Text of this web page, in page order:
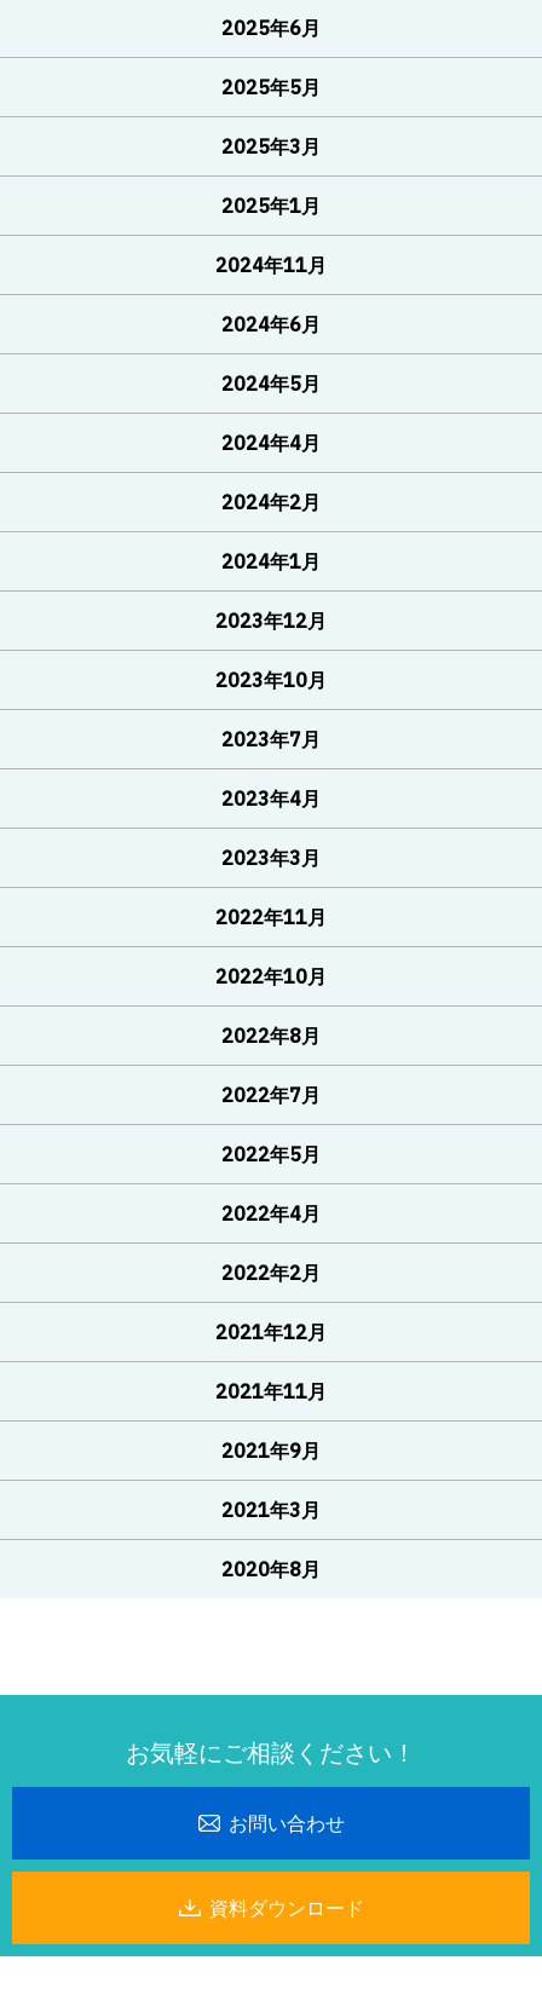
2025年6月
2025年5月
2025年3月
2025年1月
2024年11月
2024年6月
2024年5月
2024年4月
2024年2月
2024年1月
2023年12月
2023年10月
2023年7月
2023年4月
2023年3月
2022年11月
2022年10月
2022年8月
2022年7月
2022年5月
2022年4月
2022年2月
2021年12月
2021年11月
2021年9月
2021年3月
2020年8月
お気軽にご相談ください！
お問い合わせ
資料ダウンロード